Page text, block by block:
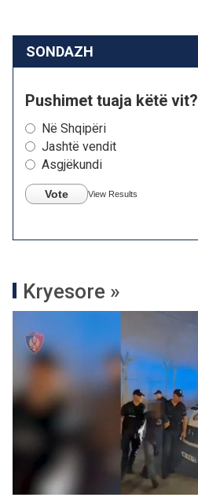
SONDAZH
Pushimet tuaja këtë vit?
Në Shqipëri
Jashtë vendit
Asgjëkundi
Vote View Results
Kryesore »